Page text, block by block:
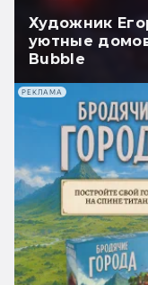
Художник
уютные
Bubble
РЕКЛАМА